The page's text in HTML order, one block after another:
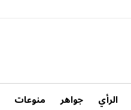
الرأي جواهر منوعات